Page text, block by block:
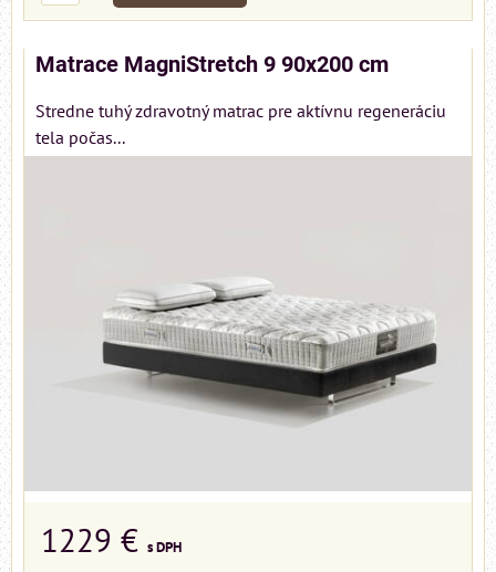
Matrace MagniStretch 9 90x200 cm
Stredne tuhý zdravotný matrac pre aktívnu regeneráciu
tela počas...
1229 € s DPH